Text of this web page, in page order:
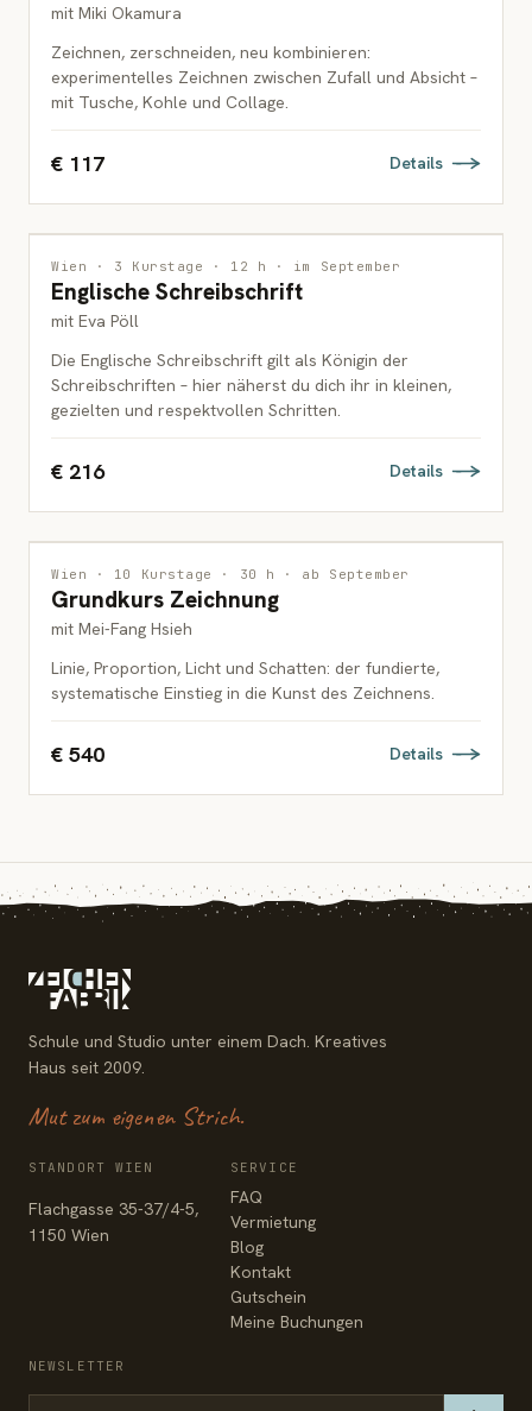
mit Miki Okamura
Zeichnen, zerschneiden, neu kombinieren:
experimentelles Zeichnen zwischen Zufall und Absicht –
mit Tusche, Kohle und Collage.
€ 117 Details
ZEICHNUNG
ERWACHSENE
Wien · 3 Kurstage · 12 h · im September
Englische Schreibschrift
mit Eva Pöll
Die Englische Schreibschrift gilt als Königin der
Schreibschriften – hier näherst du dich ihr in kleinen,
gezielten und respektvollen Schritten.
€ 216 Details
ZEICHNUNG
ERWACHSENE
1 PLATZ FREI
Wien · 10 Kurstage · 30 h · ab September
Grundkurs Zeichnung
mit Mei-Fang Hsieh
Linie, Proportion, Licht und Schatten: der fundierte,
systematische Einstieg in die Kunst des Zeichnens.
€ 540 Details
Schule und Studio unter einem Dach. Kreatives
Haus seit 2009.
Mut zum eigenen Strich.
STANDORT WIEN
Flachgasse 35-37/4-5,
1150 Wien
SERVICE
FAQ
Vermietung
Blog
Kontakt
Gutschein
Meine Buchungen
NEWSLETTER